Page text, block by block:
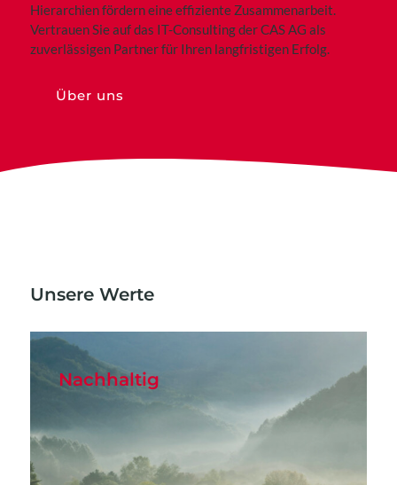
Hierarchien fördern eine effiziente Zusammenarbeit.
Vertrauen Sie auf das IT-Consulting der CAS AG als
zuverlässigen Partner für Ihren langfristigen Erfolg.
Über uns
Unsere Werte
Nachhaltig